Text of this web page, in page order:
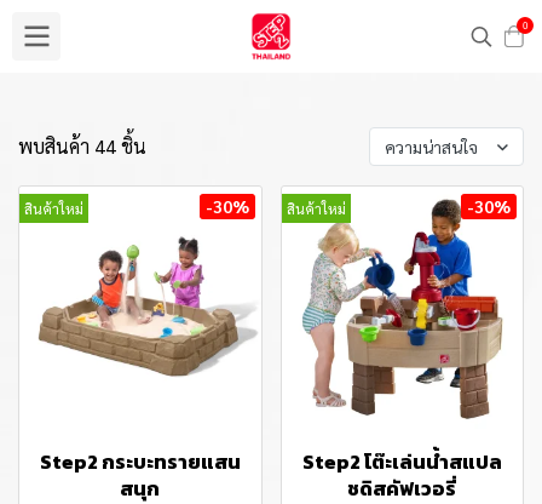
0
พบสินค้า 44 ชิ้น ความน่าสนใจ
สินค้าใหม่ -30%
Step2 กระบะทรายแสน
สนุก
สินค้าใหม่ -30%
Step2 โต๊ะเล่นน้ำสแปล
ชดิสคัฟเวอรี่